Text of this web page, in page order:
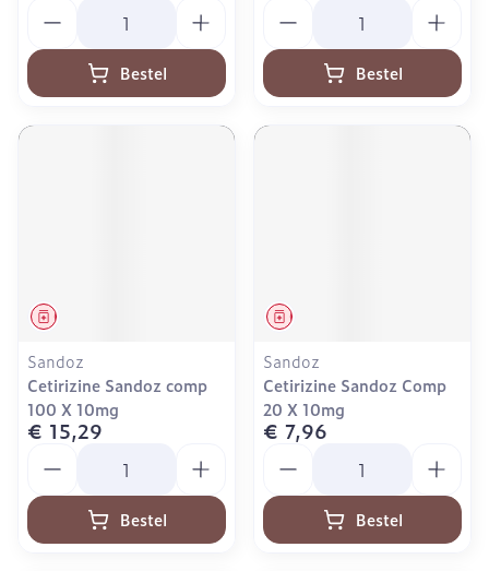
Bestel Bestel
Geneesmiddel
Sandoz
Cetirizine Sandoz comp
100 X 10mg
€ 15,29
Bestel
Geneesmiddel
Sandoz
Cetirizine Sandoz Comp
20 X 10mg
€ 7,96
Bestel